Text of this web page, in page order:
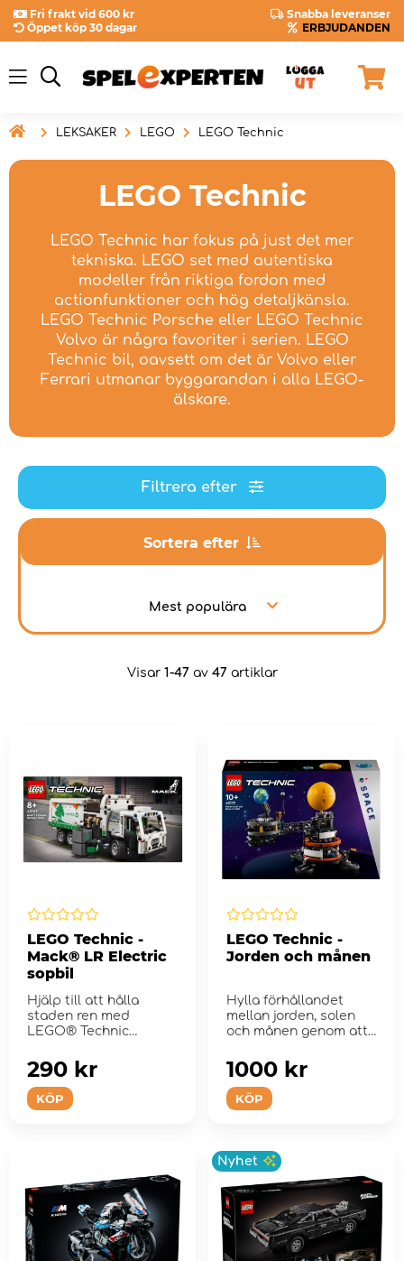
Fri frakt vid 600 kr
Snabba leveranser
Öppet köp 30 dagar
ERBJUDANDEN
 LEKSAKER LEGO LEGO Technic
LEGO Technic
LEGO Technic har fokus på just det mer
tekniska. LEGO set med autentiska
modeller från riktiga fordon med
actionfunktioner och hög detaljkänsla.
LEGO Technic Porsche eller LEGO Technic
Volvo är några favoriter i serien. LEGO
Technic bil, oavsett om det är Volvo eller
Ferrari utmanar byggarandan i alla LEGO-
älskare.
Filtrera efter
Sortera efter
Mest populära
Visar 1-47 av 47 artiklar
LEGO Technic -
Mack® LR Electric
sopbil
Hjälp till att hålla
staden ren med
LEGO® Technic
KÖP
290 kr
LEGO Technic -
Jorden och månen
Hylla förhållandet
mellan jorden, solen
och månen genom att
KÖP
1000 kr
Nyhet